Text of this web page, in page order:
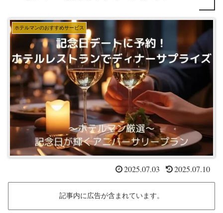
ホテルマンのおすすめサービス
2025.07.03 2025.07.10
記事内に広告が含まれています。